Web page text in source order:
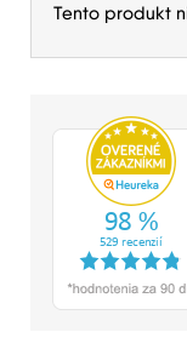
Tento produkt